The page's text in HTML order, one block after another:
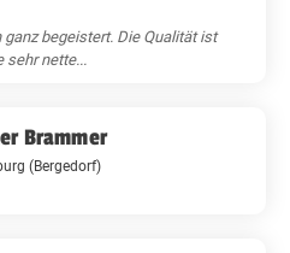
ganz begeistert. Die Qualität ist
sehr nette...
Brammer
(Bergedorf)